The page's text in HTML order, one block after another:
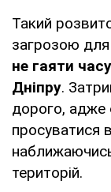
Такий
загрозою для
не гаяти
Дніпру.
дорого, адже
просуватися
територій.